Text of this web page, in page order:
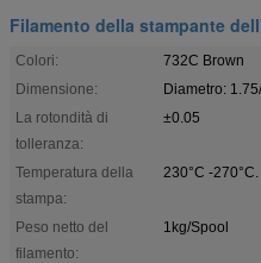
Filamento della stampante
Colori:
732C Brown
Dimensione:
Diametro:
La rotondità di
tolleranza:
±0.05
Temperatura della
stampa:
230°C -270°C.
Peso netto del
filamento:
1kg/Spool